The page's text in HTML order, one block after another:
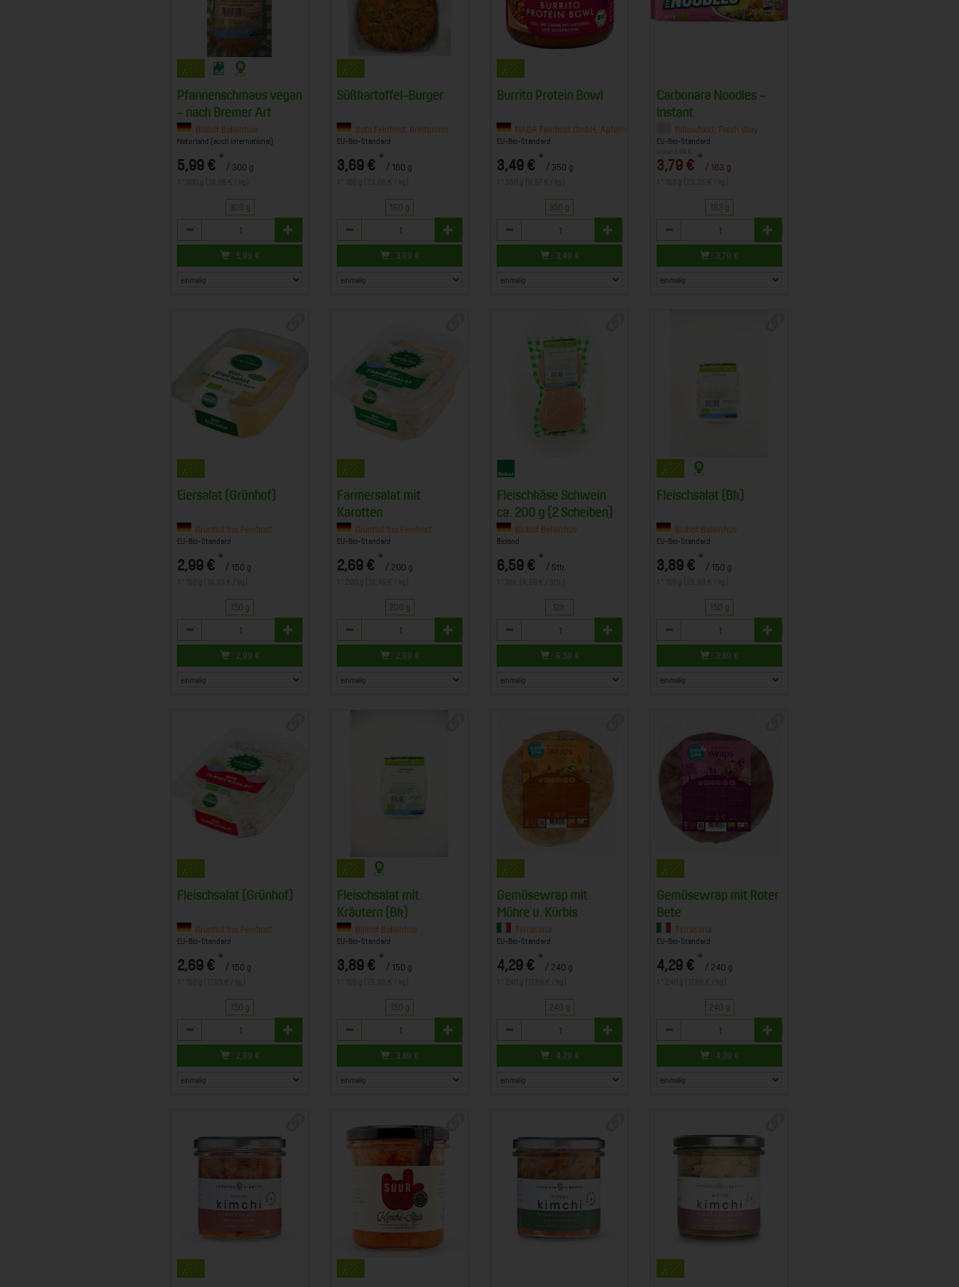
Pfannenschmaus vegan
- nach Bremer Art
Biohof Bakenhus
Naturland (auch international)
5,99 € * / 300 g
300 g
Anzahl
5,99 €
Süßkartoffel-Burger
Soto Feinkost, Breitbrunn
EU-Bio-Standard
3,69 € * / 160 g
160 g
Anzahl
3,69 €
Burrito Protein Bowl
NABA Feinkost GmbH, Apfelring 1, 99100 Gierstädt
EU-Bio-Standard
3,49 € * / 350 g
350 g
Anzahl
3,49 €
Carbonara Noodles -
Instant
followfood, Fresh Way
EU-Bio-Standard
3,79 € * / 163 g
163 g
Anzahl
3,79 €
Eiersalat (Grünhof)
Grünhof bio Feinkost
EU-Bio-Standard
2,99 € * / 150 g
150 g
Anzahl
2,99 €
Farmersalat mit
Karotten
Grünhof bio Feinkost
EU-Bio-Standard
2,69 € * / 200 g
200 g
Anzahl
2,69 €
Fleischkäse Schwein
ca. 200 g (2 Scheiben)
Biohof Bakenhus
Bioland
6,59 € * / Stk.
Stk.
Anzahl
6,59 €
Fleischsalat (Bk)
Biohof Bakenhus
EU-Bio-Standard
3,89 € * / 150 g
150 g
Anzahl
3,89 €
Fleischsalat (Grünhof)
Grünhof bio Feinkost
EU-Bio-Standard
2,69 € * / 150 g
150 g
Anzahl
2,69 €
Fleischsalat mit
Kräutern (Bk)
Biohof Bakenhus
EU-Bio-Standard
3,89 € * / 150 g
150 g
Anzahl
3,89 €
Gemüsewrap mit
Möhre u. Kürbis
Terrasana
EU-Bio-Standard
4,29 € * / 240 g
240 g
Anzahl
4,29 €
Gemüsewrap mit Roter
Bete
Terrasana
EU-Bio-Standard
4,29 € * / 240 g
240 g
Anzahl
4,29 €